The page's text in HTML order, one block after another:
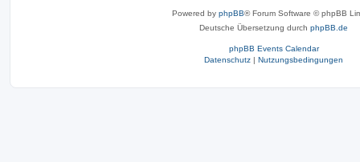
Powered by phpBB® Forum Software © phpBB
Deutsche Übersetzung durch phpBB.de
phpBB Events Calendar
Datenschutz | Nutzungsbedingungen